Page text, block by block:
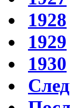
1928
1929
1930